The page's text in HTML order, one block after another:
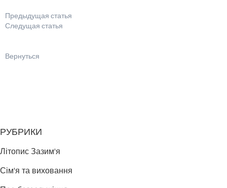
Предыдущая статья
Следущая статья
Вернуться
РУБРИКИ
Літопис Зазим'я
Сім'я та виховання